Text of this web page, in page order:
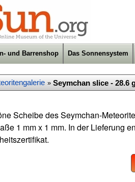
und Barrenshop Das Sonnensystem
» Seymchan slice - 28.6
Scheibe des Seymchan-
1 mm x 1 mm. In der Lieferung